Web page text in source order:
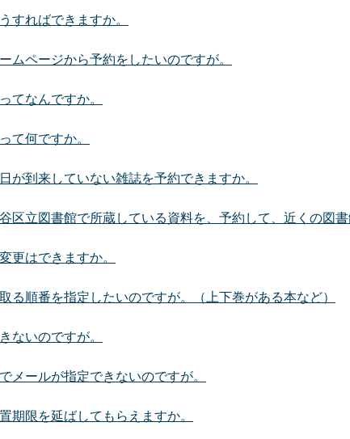
すればできますか。
ムページから予約をしたいのですが。
てなんですか。
て何ですか。
が到来していない雑誌を予約できますか。
区立図書館で所蔵している資料を、予約して、近くの図
更はできますか。
る順番を指定したいのですが。（上下巻がある本など）
ないのですが。
メールが指定できないのですが。
期限を延ばしてもらえますか。